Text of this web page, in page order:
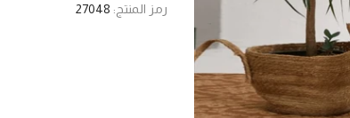
رمز المنتج: 27048